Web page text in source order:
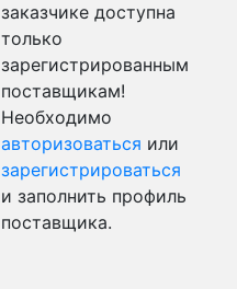
заказчике доступна
только
зарегистрированным
поставщикам!
Необходимо
авторизоваться или
зарегистрироваться
и заполнить профиль
поставщика.